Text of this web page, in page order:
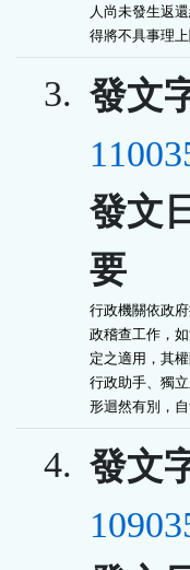
人尚未發生返
得將不具事理
3. 發文
發文
要
行政機關依政
政稽查工作，
定之適用，其
行政助手、獨
形迴然有別，
4. 發文